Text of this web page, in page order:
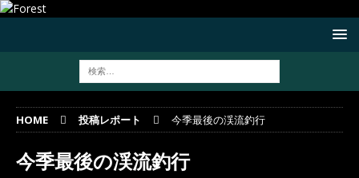
HOME 投稿レポート 今季最後の渓流釣行
今季最後の渓流釣行